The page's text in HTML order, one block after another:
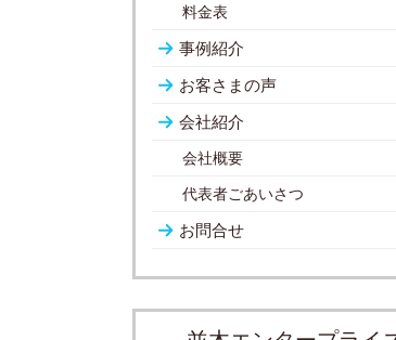
料金表
事例紹介
お客さまの声
会社紹介
会社概要
代表者ごあいさつ
お問合せ